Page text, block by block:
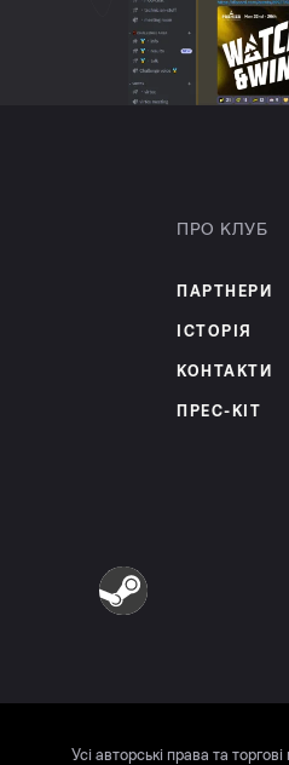
ПРО КЛУБ
ПАРТНЕРИ
ІСТОРІЯ
КОНТАКТИ
ПРЕС-КІТ
Steam
Усі авторські права та